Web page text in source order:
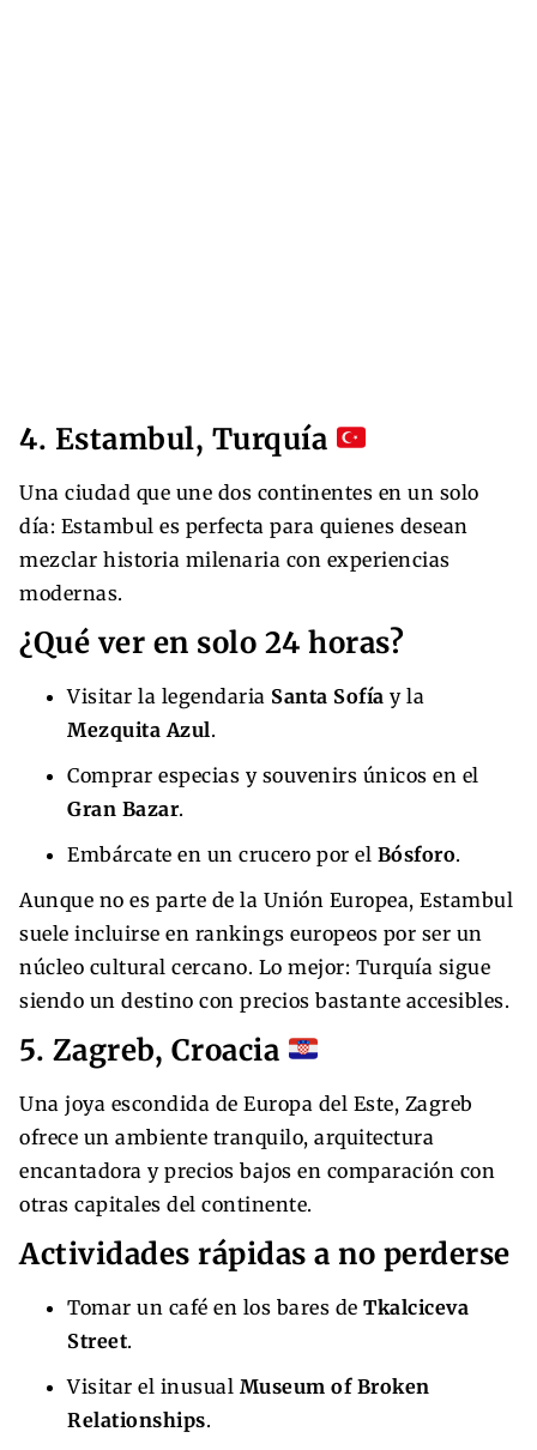
4. Estambul, Turquía
Una ciudad que une dos continentes en un solo
día: Estambul es perfecta para quienes desean
mezclar historia milenaria con experiencias
modernas.
¿Qué ver en solo 24 horas?
Visitar la legendaria Santa Sofía y la
Mezquita Azul.
Comprar especias y souvenirs únicos en el
Gran Bazar.
Embárcate en un crucero por el Bósforo.
Aunque no es parte de la Unión Europea, Estambul
suele incluirse en rankings europeos por ser un
núcleo cultural cercano. Lo mejor: Turquía sigue
siendo un destino con precios bastante accesibles.
5. Zagreb, Croacia
Una joya escondida de Europa del Este, Zagreb
ofrece un ambiente tranquilo, arquitectura
encantadora y precios bajos en comparación con
otras capitales del continente.
Actividades rápidas a no perderse
Tomar un café en los bares de Tkalciceva
Street.
Visitar el inusual Museum of Broken
Relationships.